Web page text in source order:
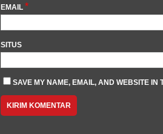
EMAIL *
SITUS
SAVE MY NAME, EMAIL, AND WEBSITE IN